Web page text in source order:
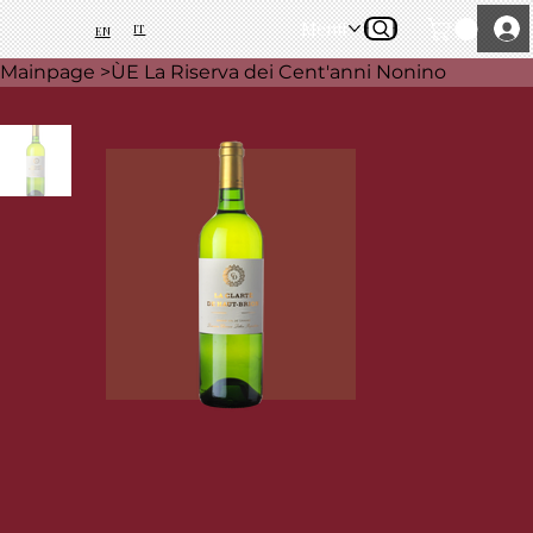
EN IT Menü
Mainpage >ÙE La Riserva dei Cent'anni Nonino